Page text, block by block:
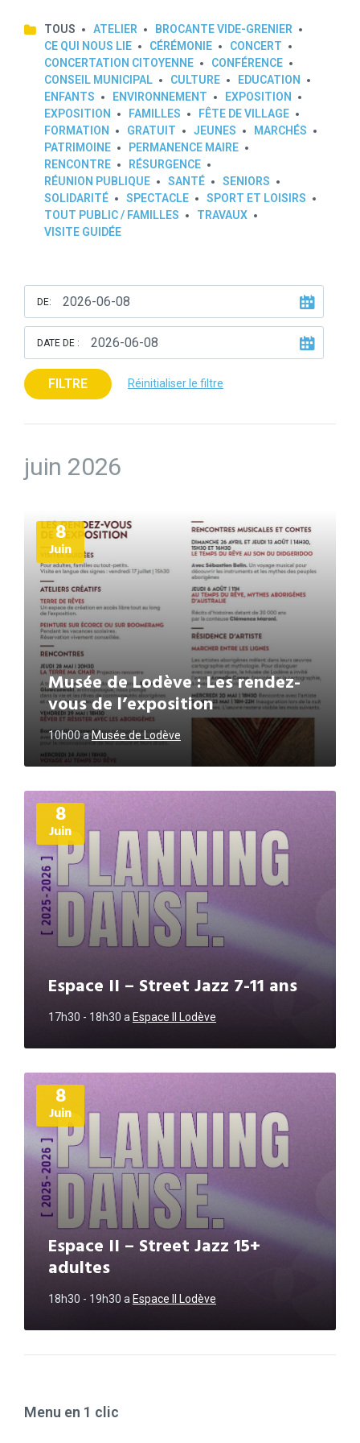
TOUS ATELIER
BROCANTE VIDE-GRENIER
CE QUI NOUS LIE
CÉRÉMONIE
CONCERT
CONCERTATION CITOYENNE
CONFÉRENCE
CONSEIL MUNICIPAL
CULTURE
EDUCATION
ENFANTS
ENVIRONNEMENT
EXPOSITION
EXPOSITION
FAMILLES
FÊTE DE VILLAGE
FORMATION
GRATUIT JEUNES
MARCHÉS
PATRIMOINE
PERMANENCE MAIRE
RENCONTRE
RÉSURGENCE
RÉUNION PUBLIQUE
SANTÉ
SENIORS
SOLIDARITÉ
SPECTACLE
SPORT ET LOISIRS
TOUT PUBLIC / FAMILLES
TRAVAUX
VISITE GUIDÉE
DE:
DATE DE :
FILTRE Réinitialiser le filtre
juin 2026
8
Juin
Musée de Lodève : Les rendez-
vous de l’exposition
10h00aMusée de Lodève
d'informations
8
Juin
Espace II – Street Jazz 7-11 ans
17h30 - 18h30 a Espace II Lodève
Plus
d'informations
8
Juin
Espace II – Street Jazz 15+
adultes
18h30 - 19h30 a Espace II Lodève
Plus
d'informations
Menu en 1 clic